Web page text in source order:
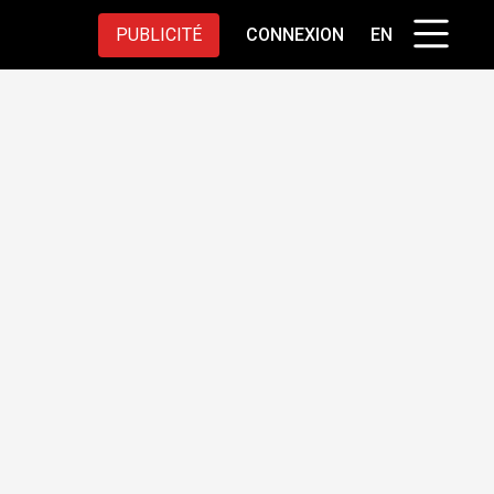
PUBLICITÉ CONNEXION EN